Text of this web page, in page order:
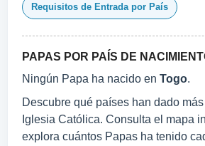
Requisitos de Entrada por País
PAPAS POR PAÍS DE
Ningún Papa ha nacido en Togo.
Descubre qué países han dado
Iglesia Católica. Consulta el mapa
explora cuántos Papas ha tenido